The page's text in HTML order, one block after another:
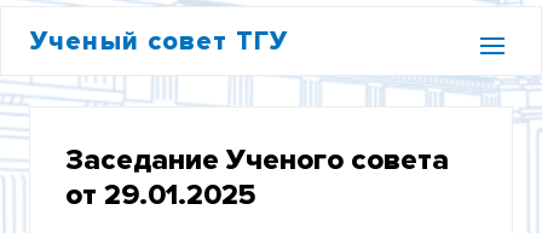
Ученый совет ТГУ
РЕШЕНИЯ УЧЕНОГО СОВЕТА ЗА 2025 ГОД
РЕШЕНИЯ УЧЕНОГО СОВЕТА ЗА 2024 ГОД
Заседание Ученого совета
от 29.01.2025